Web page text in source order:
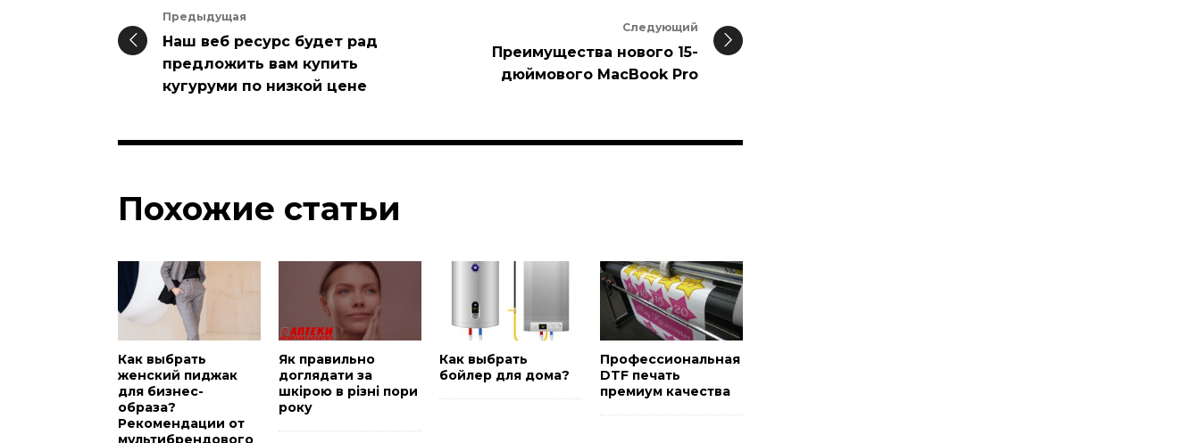
Предыдущая
Наш веб ресурс будет рад
предложить вам купить
кугуруми по низкой цене
Следующий
Преимущества нового 15-
дюймового MacBook Pro
Похожие статьи
Как выбрать
женский пиджак
для бизнес-
образа?
Рекомендации от
мультибрендового
Як правильно
доглядати за
шкірою в різні пори
року
Как выбрать
бойлер для дома?
Профессиональная
DTF печать
премиум качества